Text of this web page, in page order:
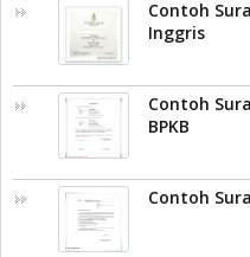
Contoh
Inggris
Contoh
BPKB
Contoh